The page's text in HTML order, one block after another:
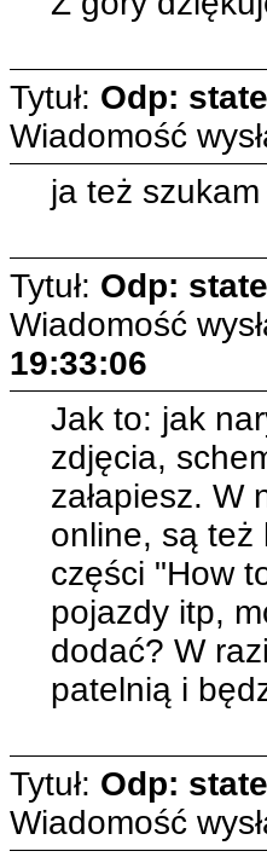
Tytuł: Odp:
Wiadomość
ja też
Tytuł: Odp:
Wiadomość
19:33:06
Jak to: jak
zdjęcia,
załapiesz. W
online, są też
części "How
pojazdy itp,
dodać? W
patelnią i
Tytuł: Odp:
Wiadomość